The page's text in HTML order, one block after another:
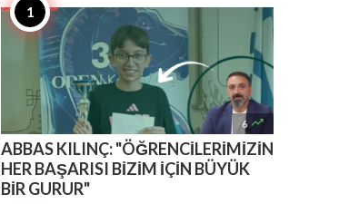
6 
ABBAS KILINÇ: "ÖĞRENCİLERİMİZİN
HER BAŞARISI BİZİM İÇİN BÜYÜK
BİR GURUR"